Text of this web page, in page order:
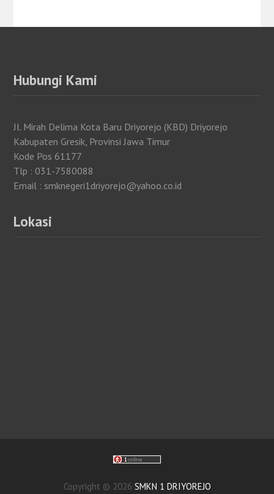
Hubungi Kami
Jl. Mirah Delima Kota Baru Driyorejo (KBD) Driyorejo
Kabupaten Gresik, Provinsi Jawa Timur
Kode Pos 61177
Tlp : 031-7580088
Email : smknegeri1driyorejo@yahoo.co.id
Lokasi
Copyright © 2026 SMKN 1 DRIYOREJO